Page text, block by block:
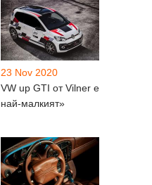
23 Nov 2020
VW up GTI от Vilner e
най-малкият»